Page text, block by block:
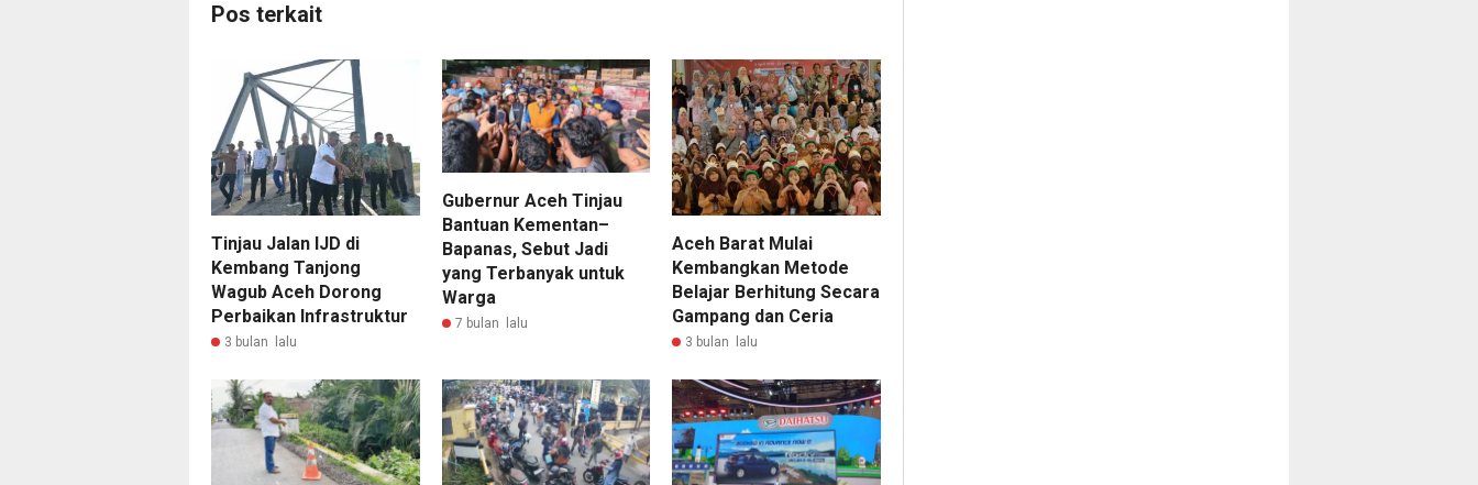
Pos terkait
Tinjau Jalan IJD di
Kembang Tanjong
Wagub Aceh Dorong
Perbaikan Infrastruktur
3 bulan lalu
Gubernur Aceh Tinjau
Bantuan Kementan–
Bapanas, Sebut Jadi
yang Terbanyak untuk
Warga
7 bulan lalu
Aceh Barat Mulai
Kembangkan Metode
Belajar Berhitung Secara
Gampang dan Ceria
3 bulan lalu